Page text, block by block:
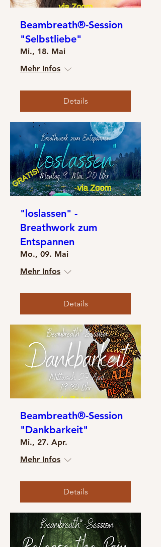
Beambreath®-Session
"Selbstliebe"
Mi., 18. Mai
Mehr Infos
Details
"loslassen" -
Breathwork zum
Entspannen
Mo., 09. Mai
Mehr Infos
Details
Beambreath®-Session
"Dankbarkeit"
Mi., 27. Apr.
Mehr Infos
Details